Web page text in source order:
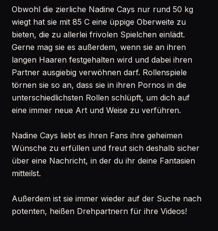
Obwohl die zierliche Nadine Cays nur rund 50 kg
wiegt hat sie mit 85 C eine üppige Oberweite zu
bieten, die zu allerlei frivolen Spielchen einlädt.
Gerne mag sie es außerdem, wenn sie an ihren
langen Haaren festgehalten wird und dabei ihren
Partner ausgiebig verwöhnen darf. Rollenspiele
törnen sie so an, dass sie in ihren Pornos in die
unterschiedlichsten Rollen schlüpft, um dich auf
eine immer neue Art und Weise zu verführen.
Nadine Cays liebt es ihren Fans ihre geheimen
Wünsche zu erfüllen und freut sich deshalb sicher
über eine Nachricht, in der du ihr deine Fantasien
mitteilst.
Außerdem ist sie immer wieder auf der Suche nach
potenten, heißen Drehpartnern für ihre Videos!